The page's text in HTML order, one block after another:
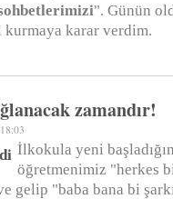
". Günün
karar verdim.
zamandır!
İlkokula yeni
öğretmenimiz "herkes
gelip "baba bana bi